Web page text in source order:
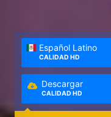
Español Latino
CALIDAD HD
Descargar
CALIDAD HD